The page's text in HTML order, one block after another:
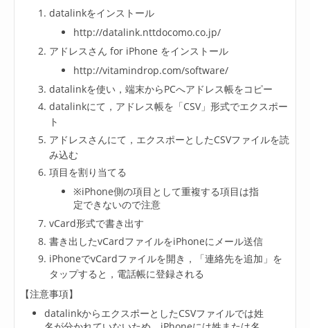
datalinkをインストール
http://datalink.nttdocomo.co.jp/
アドレスさん for iPhone をインストール
http://vitamindrop.com/software/
datalinkを使い，端末からPCへアドレス帳をコピー
datalinkにて，アドレス帳を「CSV」形式でエクスポー
ト
アドレスさんにて，エクスポーとしたCSVファイルを読
み込む
項目を割り当てる
※iPhone側の項目として重複する項目は指
定できないので注意
vCard形式で書き出す
書き出したvCardファイルをiPhoneにメール送信
iPhoneでvCardファイルを開き，「連絡先を追加」を
タップすると，電話帳に登録される
【注意事項】
datalinkからエクスポーとしたCSVファイルでは姓